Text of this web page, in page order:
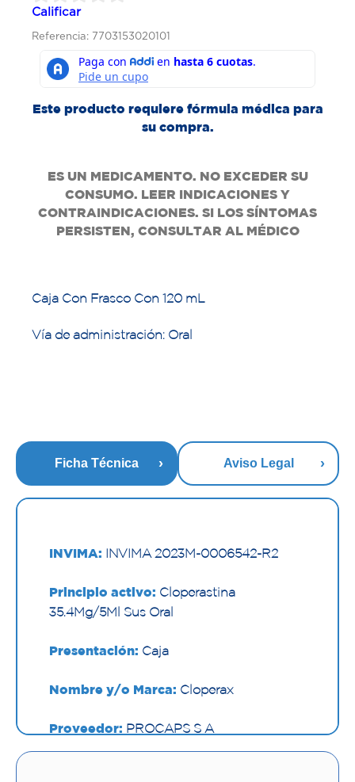
Calificar
Referencia: 7703153020101
Este producto requiere fórmula médica para
su compra.
ES UN MEDICAMENTO. NO EXCEDER SU
CONSUMO. LEER INDICACIONES Y
CONTRAINDICACIONES. SI LOS SÍNTOMAS
PERSISTEN, CONSULTAR AL MÉDICO
Caja Con Frasco Con 120 mL
Vía de administración: Oral
Ficha Técnica Aviso Legal
INVIMA: INVIMA 2023M-0006542-R2
Principio activo: Cloperastina
35.4Mg/5Ml Sus Oral
Presentación: Caja
Nombre y/o Marca: Cloperax
Proveedor: PROCAPS S A